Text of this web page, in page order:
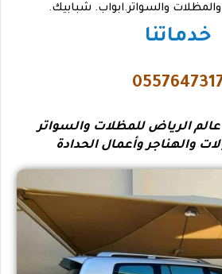
والمظلات والسواتر.ابواب. شبابيك.
خدماتنا
الرياض للمظلات والسواتر
والهناجر وأعمال الحدادة